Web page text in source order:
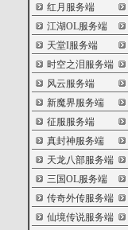
红月服务端
江湖OL服务端
天堂I服务端
时空之泪服务端
风云服务端
新魔界服务端
征服服务端
真封神服务端
天龙八部服务端
三国OL服务端
传奇外传服务端
仙境传说服务端